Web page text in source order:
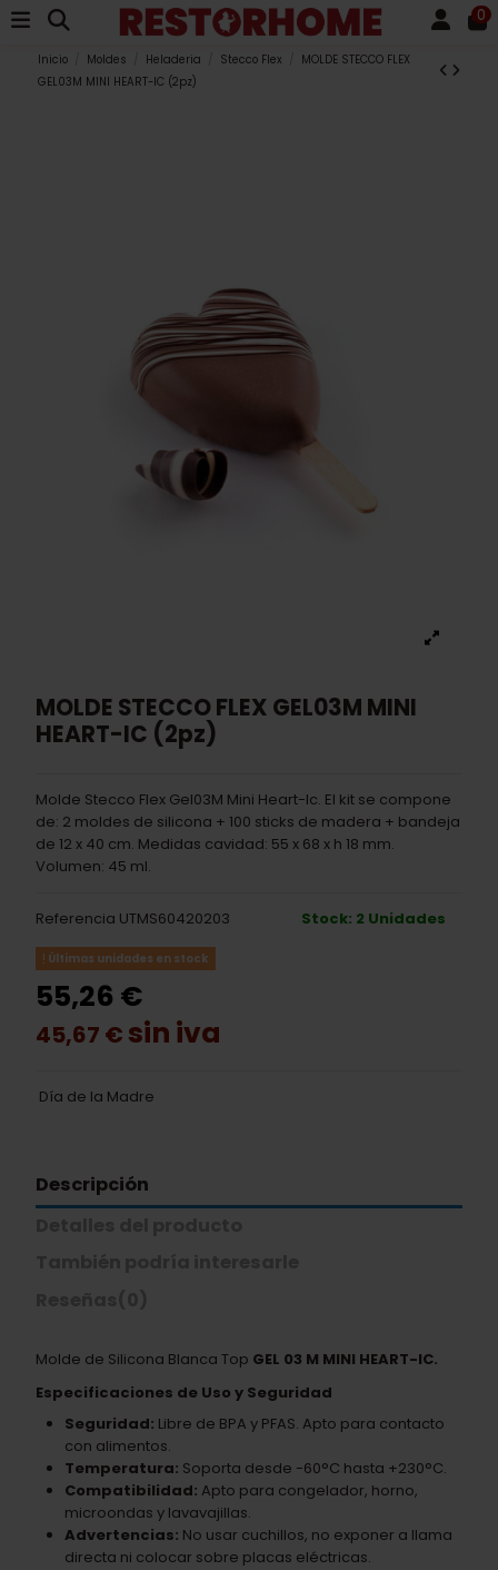
0
Inicio Moldes Heladeria Stecco Flex
MOLDE STECCO FLEX
GEL03M MINI HEART-IC (2pz)
MOLDE STECCO FLEX GEL03M MINI
HEART-IC (2pz)
Molde Stecco Flex Gel03M Mini Heart-Ic. El kit se compone
de: 2 moldes de silicona + 100 sticks de madera + bandeja
de 12 x 40 cm. Medidas cavidad: 55 x 68 x h 18 mm.
Volumen: 45 ml.
Referencia UTMS60420203 Stock: 2 Unidades
Últimas unidades en stock
55,26 €
45,67 € sin iva
Día de la Madre
Descripción
Molde de Silicona Blanca Top GEL 03 M MINI HEART-IC.
Especificaciones de Uso y Seguridad
Seguridad: Libre de BPA y PFAS. Apto para contacto
con alimentos.
Temperatura: Soporta desde -60°C hasta +230°C.
Compatibilidad: Apto para congelador, horno,
microondas y lavavajillas.
Advertencias: No usar cuchillos, no exponer a llama
directa ni colocar sobre placas eléctricas.